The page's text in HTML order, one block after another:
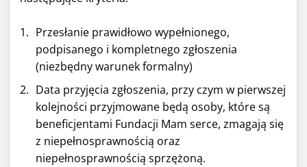
Przesłanie prawidłowo wypełnionego,
podpisanego i kompletnego zgłoszenia
(niezbędny warunek formalny)
Data przyjęcia zgłoszenia, przy czym w pierwszej
kolejności przyjmowane będą osoby, które są
beneficjentami Fundacji Mam serce, zmagają się
z niepełnosprawnością oraz
niepełnosprawnością sprzężoną.